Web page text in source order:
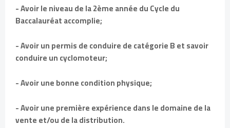
- Avoir le niveau de la 2ème année du Cycle du
Baccalauréat accomplie;
- Avoir un permis de conduire de catégorie B et savoir
conduire un cyclomoteur;
- Avoir une bonne condition physique;
- Avoir une première expérience dans le domaine de la
vente et/ou de la distribution.